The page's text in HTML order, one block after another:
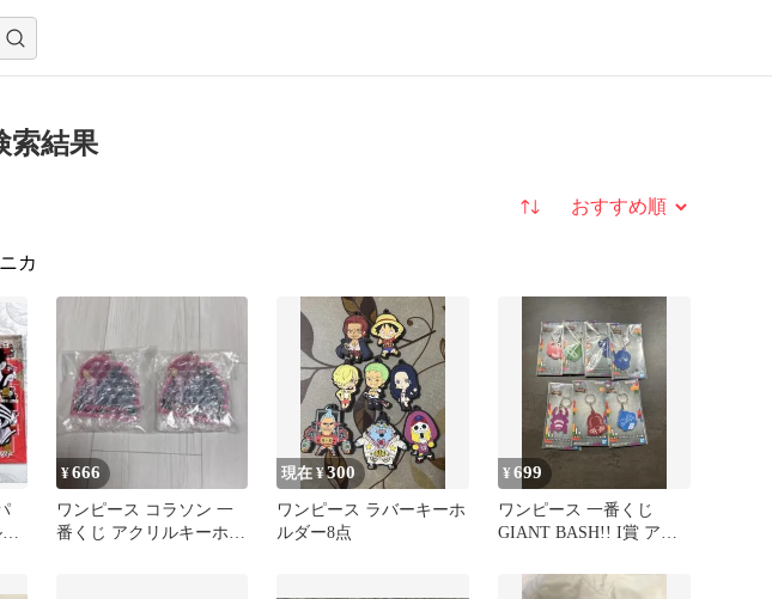
索結果
並び替え
ニカ
¥666
ワンピース コラソン 一
番くじ アクリルキーホル
現在 ¥300
ワンピース ラバーキーホ
ルダー8点
¥699
ワンピース 一番くじ
GIANT BASH!! I賞 アク